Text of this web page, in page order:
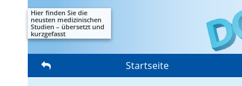
Hier finden Sie die
neusten medizinischen
Studien – übersetzt und
kurzgefasst
Startseite